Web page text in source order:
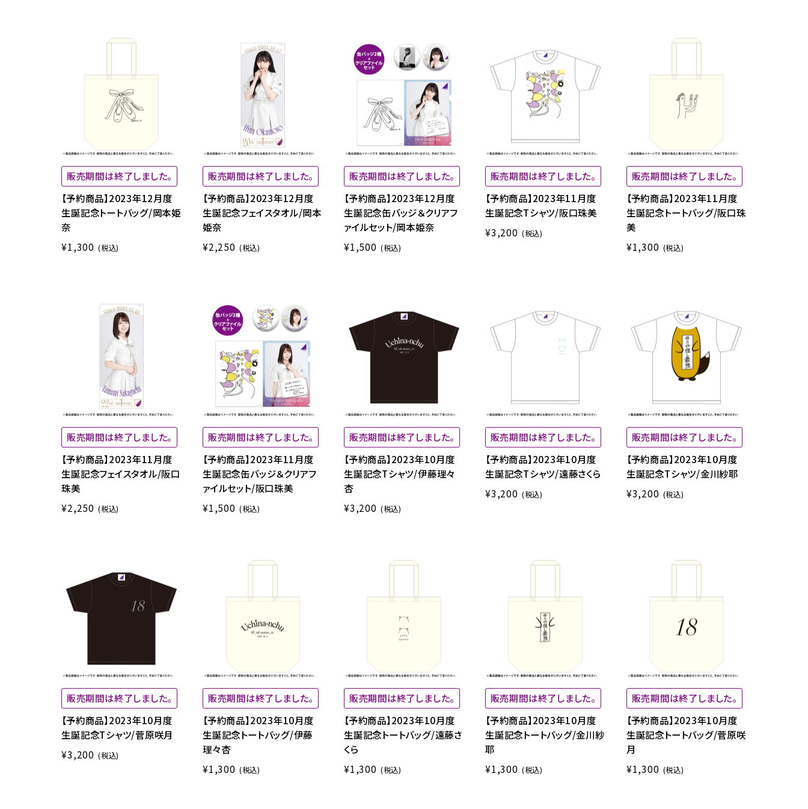
販売期間は終了しました。
【予約商品】2023年12月度
生誕記念トートバッグ/岡本姫
奈
¥1,300 (税込)
販売期間は終了しました。
【予約商品】2023年12月度
生誕記念フェイスタオル/岡本
姫奈
¥2,250 (税込)
販売期間は終了しました。
【予約商品】2023年12月度
生誕記念缶バッジ＆クリアフ
ァイルセット/岡本姫奈
¥1,500 (税込)
販売期間は終了しました。
【予約商品】2023年11月度
生誕記念Tシャツ/阪口珠美
¥3,200 (税込)
販売期間は終了しました。
【予約商品】2023年11月度
生誕記念トートバッグ/阪口珠
美
¥1,300 (税込)
販売期間は終了しました。
【予約商品】2023年11月度
生誕記念フェイスタオル/阪口
珠美
¥2,250 (税込)
販売期間は終了しました。
【予約商品】2023年11月度
生誕記念缶バッジ＆クリアフ
ァイルセット/阪口珠美
¥1,500 (税込)
販売期間は終了しました。
【予約商品】2023年10月度
生誕記念Tシャツ/伊藤理々
杏
¥3,200 (税込)
販売期間は終了しました。
【予約商品】2023年10月度
生誕記念Tシャツ/遠藤さくら
¥3,200 (税込)
販売期間は終了しました。
【予約商品】2023年10月度
生誕記念Tシャツ/金川紗耶
¥3,200 (税込)
販売期間は終了しました。
【予約商品】2023年10月度
生誕記念Tシャツ/菅原咲月
¥3,200 (税込)
販売期間は終了しました。
【予約商品】2023年10月度
生誕記念トートバッグ/伊藤
理々杏
¥1,300 (税込)
販売期間は終了しました。
【予約商品】2023年10月度
生誕記念トートバッグ/遠藤さ
くら
¥1,300 (税込)
販売期間は終了しました。
【予約商品】2023年10月度
生誕記念トートバッグ/金川紗
耶
¥1,300 (税込)
販売期間は終了しました。
【予約商品】2023年10月度
生誕記念トートバッグ/菅原咲
月
¥1,300 (税込)